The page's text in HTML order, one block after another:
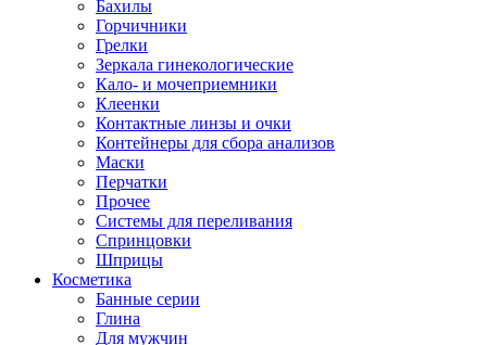
Бахилы
Горчичники
Грелки
Зеркала гинекологические
Кало- и мочеприемники
Клеенки
Контактные линзы и очки
Контейнеры для сбора анализов
Маски
Перчатки
Прочее
Системы для переливания
Спринцовки
Шприцы
Косметика
Банные серии
Глина
Для мужчин